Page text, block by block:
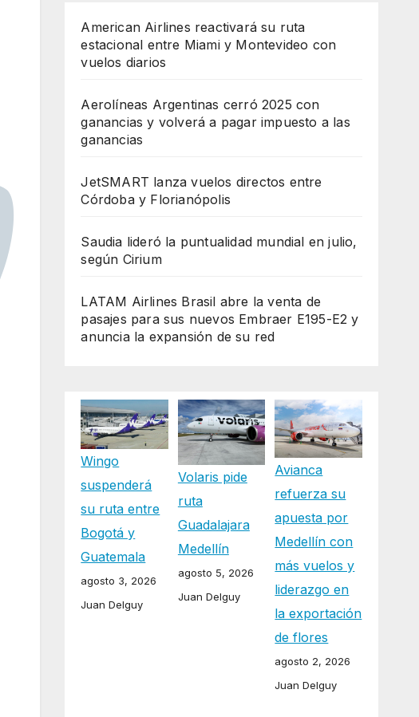
American Airlines reactivará su ruta
estacional entre Miami y Montevideo con
vuelos diarios
Aerolíneas Argentinas cerró 2025 con
ganancias y volverá a pagar impuesto a las
ganancias
JetSMART lanza vuelos directos entre
Córdoba y Florianópolis
Saudia lideró la puntualidad mundial en julio,
según Cirium
LATAM Airlines Brasil abre la venta de
pasajes para sus nuevos Embraer E195-E2 y
anuncia la expansión de su red
Wingo
suspenderá
su ruta entre
Bogotá y
Guatemala
agosto 3, 2026
Juan Delguy
Volaris pide
ruta
Guadalajara
Medellín
agosto 5, 2026
Juan Delguy
Avianca
refuerza su
apuesta por
Medellín con
más vuelos y
liderazgo en
la exportación
de flores
agosto 2, 2026
Juan Delguy